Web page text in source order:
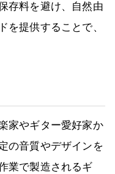
存料を避け、自然由
を提供することで、
家やギター愛好家か
の音質やデザインを
業で製造されるギ